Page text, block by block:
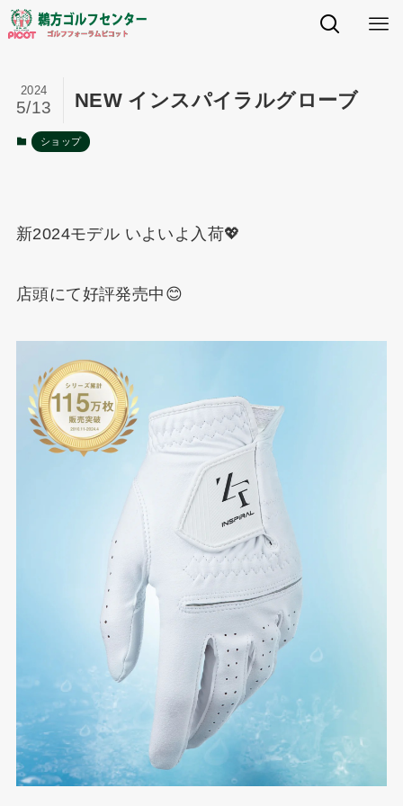
NEW インスパイラルグローブ
2024
5/13
ショップ
新2024モデル いよいよ入荷💖
店頭にて好評発売中😊